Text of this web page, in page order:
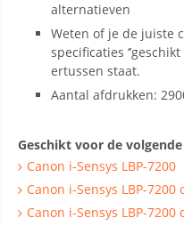
alternatieven
Weten of je de juiste
specificaties
ertussen staat.
Aantal afdrukken:
Geschikt voor de
Canon i-Sensys LBP-7200
Canon i-Sensys LBP-7200 c
Canon i-Sensys LBP-7200